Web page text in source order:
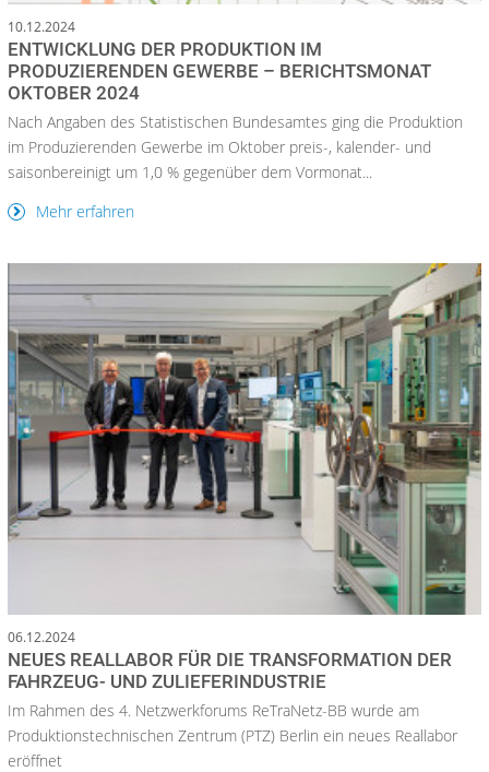
10.12.2024
ENTWICKLUNG DER PRODUKTION IM
PRODUZIERENDEN GEWERBE – BERICHTSMONAT
OKTOBER 2024
Nach Angaben des Statistischen Bundesamtes ging die Produktion
im Produzierenden Gewerbe im Oktober preis-, kalender- und
saisonbereinigt um 1,0 % gegenüber dem Vormonat...
Mehr erfahren
06.12.2024
NEUES REALLABOR FÜR DIE TRANSFORMATION DER
FAHRZEUG- UND ZULIEFERINDUSTRIE
Im Rahmen des 4. Netzwerkforums ReTraNetz-BB wurde am
Produktionstechnischen Zentrum (PTZ) Berlin ein neues Reallabor
eröffnet